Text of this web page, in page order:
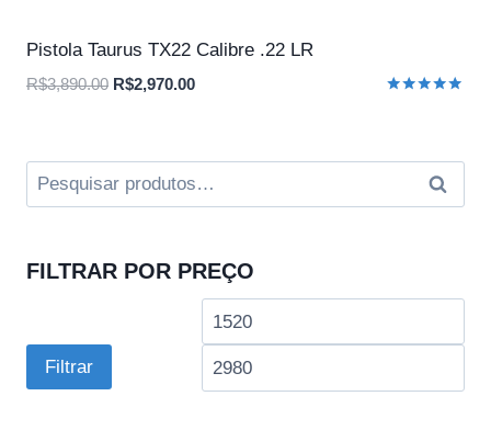
Pistola Taurus TX22 Calibre .22 LR
R$3,890.00 O
era:
R$3,890.00.
R$2,970.00O
é:
R$2,970.00.
Pesquisar
por:
FILTRAR POR PREÇO
Preço
Filtrar